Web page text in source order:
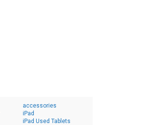
accessories
iPad
iPad Used Tablets